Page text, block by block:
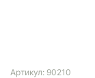
Артикул: 90210